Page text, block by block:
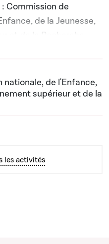
Commission de
de la Jeunesse,
et de la Recherche
afficher ou cacher tous les
nationale, de l'Enfance,
supérieur et de la
les activités